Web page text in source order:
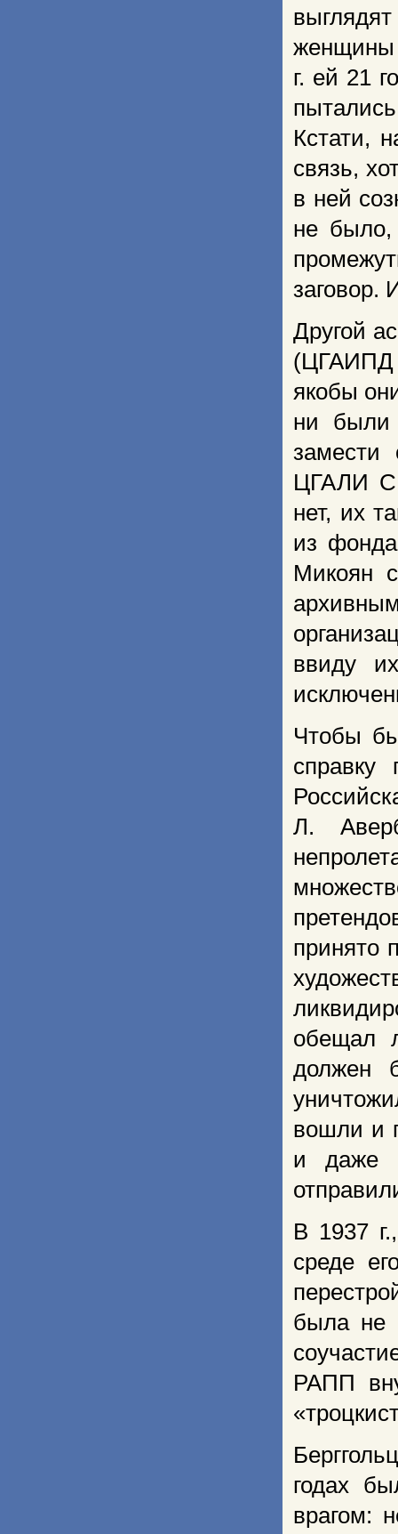
женщины
г. ей 21
Кстати,
связь,
в ней
не было,
заговор.
Другой
(ЦГАИПД
якобы
ни были
замести
ЦГАЛИ
нет, их
из
Микоян
ввиду
Чтобы
Л.
принято
обещал
должен
вошли и
и даже
В 1937
среде
была не
РАПП
годах
врагом: